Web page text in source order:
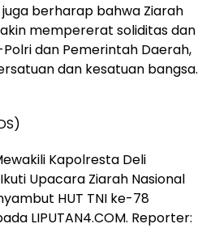
juga berharap bahwa Ziarah
mempererat soliditas dan
dan Pemerintah Daerah,
dan kesatuan bangsa.
Kapolresta Deli
Upacara Ziarah Nasional
HUT TNI ke-78
LIPUTAN4.COM. Reporter: